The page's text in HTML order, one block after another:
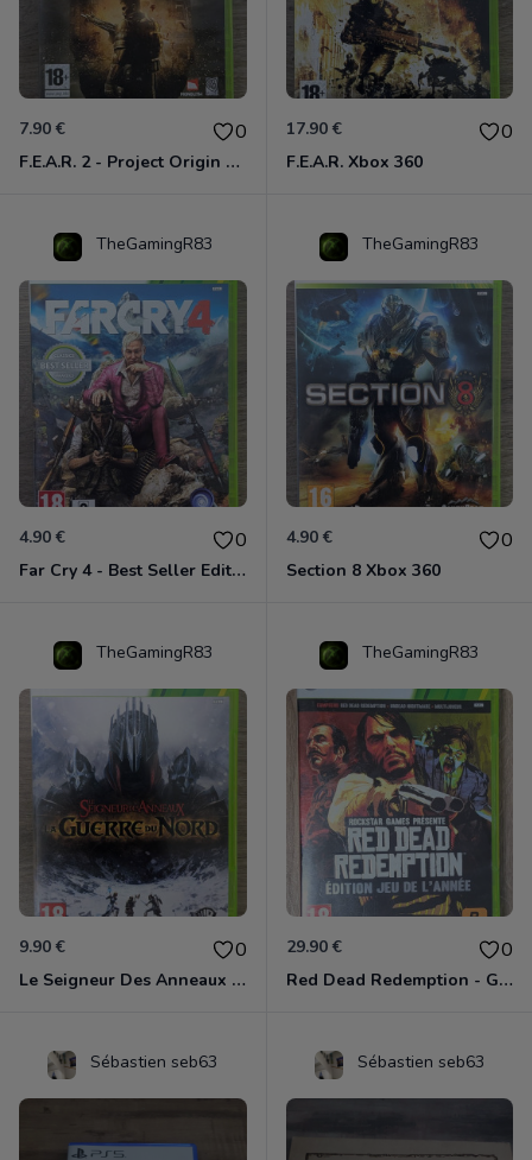
7.90 € 0
F.E.A.R. 2 - Project Origin Xbox 360
17.90 € 0
F.E.A.R. Xbox 360
TheGamingR83
4.90 € 0
Far Cry 4 - Best Seller Edition Xbox 360
TheGamingR83
4.90 € 0
Section 8 Xbox 360
TheGamingR83
9.90 € 0
Le Seigneur Des Anneaux - La Guerre Du Nord Xbox 360
TheGamingR83
29.90 € 0
Red Dead Redemption - Game Of The Year Xbox 360
Sébastien seb63 Sébastien seb63